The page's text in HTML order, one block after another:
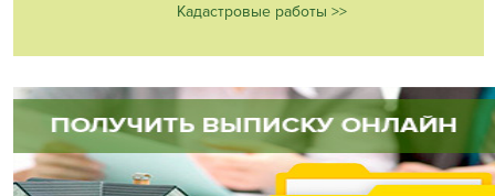
Кадастровые работы >>